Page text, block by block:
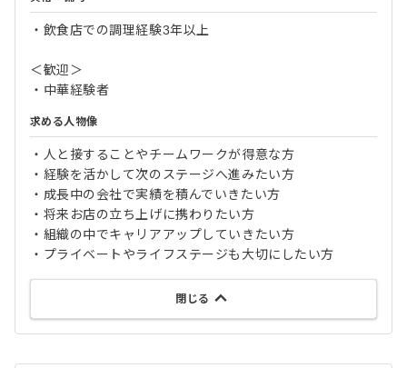
・飲食店での調理経験3年以上
＜歓迎＞
・中華経験者
求める人物像
・人と接することやチームワークが得意な方
・経験を活かして次のステージへ進みたい方
・成長中の会社で実績を積んでいきたい方
・将来お店の立ち上げに携わりたい方
・組織の中でキャリアアップしていきたい方
・プライベートやライフステージも大切にしたい方
閉じる